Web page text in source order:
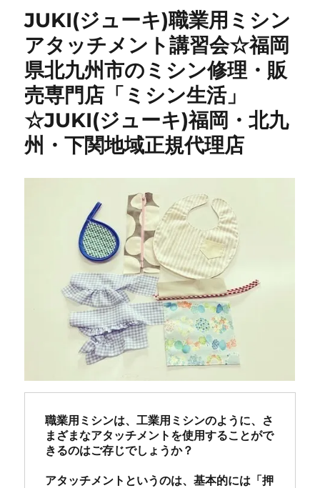
JUKI(ジューキ)職業用ミシン
アタッチメント講習会☆福岡
県北九州市のミシン修理・販
売専門店「ミシン生活」
☆JUKI(ジューキ)福岡・北九
州・下関地域正規代理店
職業用ミシンは、工業用ミシンのように、さ
まざまなアタッチメントを使用することがで
きるのはご存じでしょうか？
アタッチメントというのは、基本的には「押